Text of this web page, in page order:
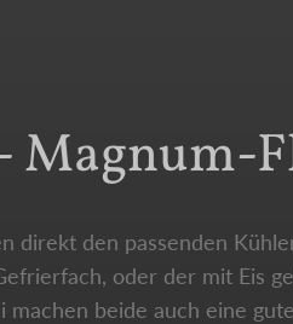
Magnum-
direkt den passenden
oder der mit Eis
beide auch eine